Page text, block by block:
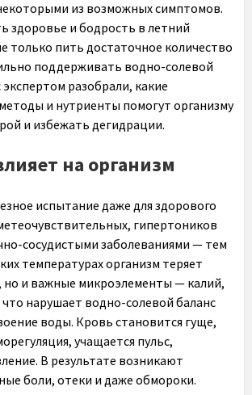
из возможных симптомов.
здоровье и бодрость в летний
только пить достаточное количество
поддерживать водно-солевой
экспертом разобрали, какие
и нутриенты помогут организму
и избежать дегидрации.
на организм
испытание даже для здорового
гипертоников
сосудистыми заболеваниями — тем
температурах организм теряет
но и важные микроэлементы — калий,
нарушает водно-солевой баланс
воды. Кровь становится гуще,
учащается пульс,
В результате возникают
боли, отеки и даже обмороки.